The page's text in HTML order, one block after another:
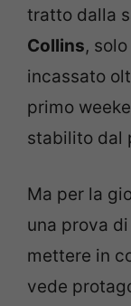
tratto dalla
Collins,
incassato
primo
stabilito dal
Ma per la
una prova
mettere in
vede